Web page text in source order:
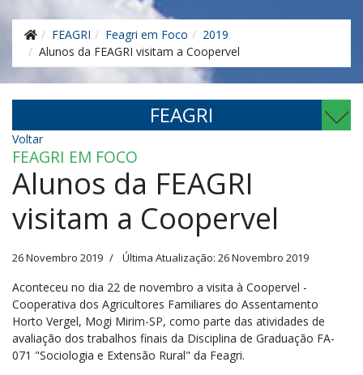
FEAGRI Feagri em Foco
2019
Alunos da FEAGRI visitam a Coopervel
FEAGRI
Voltar
FEAGRI EM FOCO
Alunos da FEAGRI
visitam a Coopervel
26 Novembro 2019 Última Atualização: 26 Novembro 2019
Aconteceu no dia 22 de novembro a visita à Coopervel -
Cooperativa dos Agricultores Familiares do Assentamento
Horto Vergel, Mogi Mirim-SP, como parte das atividades de
avaliação dos trabalhos finais da Disciplina de Graduação FA-
071 "Sociologia e Extensão Rural" da Feagri.